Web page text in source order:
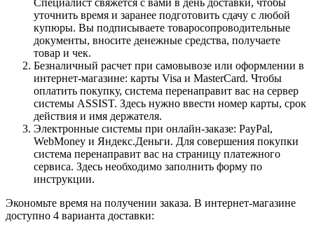
уточнить время и заранее подготовить сдачу с любой
купюры. Вы подписываете товаросопроводительные
документы, вносите денежные средства, получаете
товар и чек.
Безналичный расчет при самовывозе или оформлении в
интернет-магазине: карты Visa и MasterCard. Чтобы
оплатить покупку, система перенаправит вас на сервер
системы ASSIST. Здесь нужно ввести номер карты, срок
действия и имя держателя.
Электронные системы при онлайн-заказе: PayPal,
WebMoney и Яндекс.Деньги. Для совершения покупки
система перенаправит вас на страницу платежного
сервиса. Здесь необходимо заполнить форму по
инструкции.
Экономьте время на получении заказа. В интернет-магазине
доступно 4 варианта доставки: